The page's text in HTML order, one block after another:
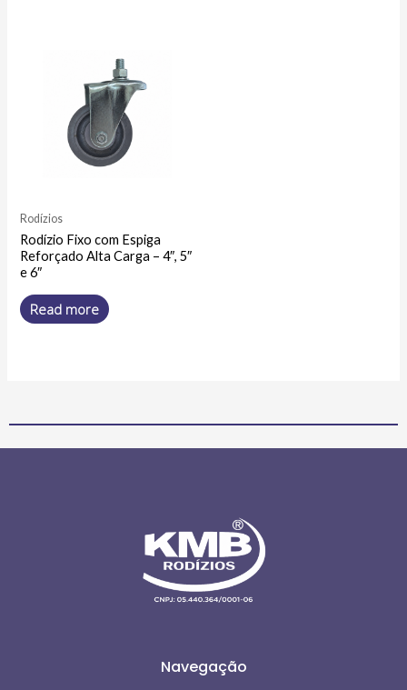
Rodízios
Rodízio Fixo com Espiga
Reforçado Alta Carga – 4″, 5″
e 6″
Read more
Navegação